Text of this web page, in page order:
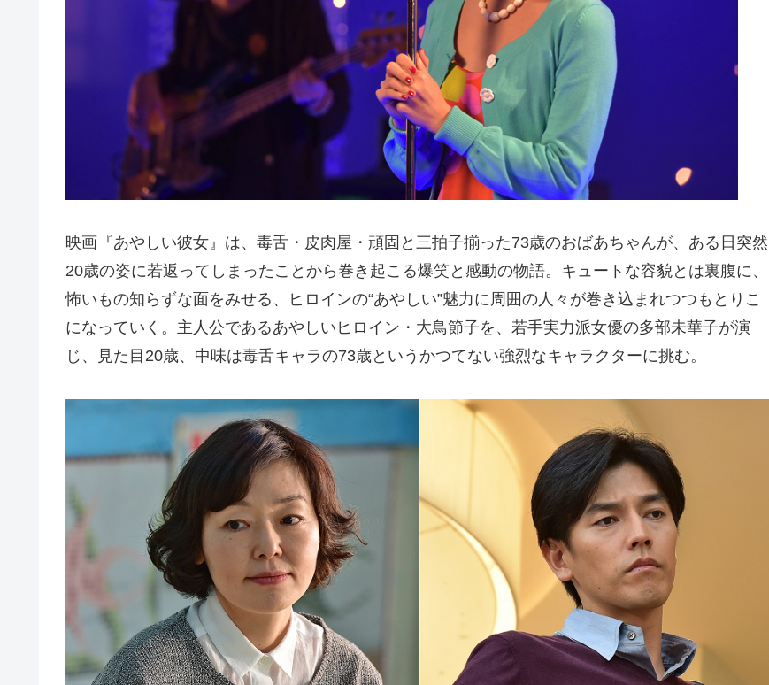
映画『あやしい彼女』は、毒舌・皮肉屋・頑固と三拍子揃った73歳のおばあちゃんが、ある日突然
20歳の姿に若返ってしまったことから巻き起こる爆笑と感動の物語。キュートな容貌とは裏腹に、
怖いもの知らずな面をみせる、ヒロインの“あやしい”魅力に周囲の人々が巻き込まれつつもとりこ
になっていく。主人公であるあやしいヒロイン・大鳥節子を、若手実力派女優の多部未華子が演
じ、見た目20歳、中味は毒舌キャラの73歳というかつてない強烈なキャラクターに挑む。